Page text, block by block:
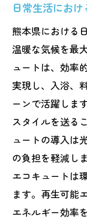
日常生活にお
熊本県における
温暖な気候を最
ュートは、効率
実現し、入浴、
ーンで活躍しま
スタイルを送る
ュートの導入は
の負担を軽減し
エコキュートは
ます。再生可能
エネルギー効率